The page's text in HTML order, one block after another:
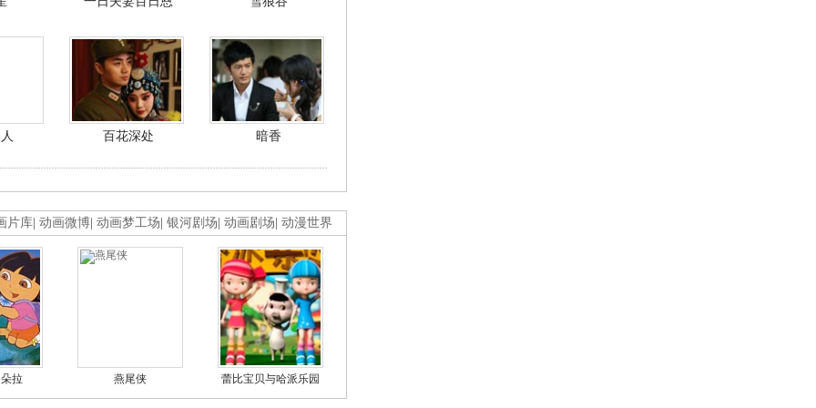
百花深处 暗香
片库 动画微博 动画梦工场 银河剧场 动画剧场 动漫世界
拉 燕尾侠 蕾比宝贝与哈派乐园